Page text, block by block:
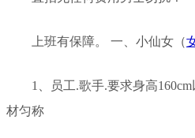
上班有保障。 一、小仙女（
1、员工.歌手.要求身高
材匀称